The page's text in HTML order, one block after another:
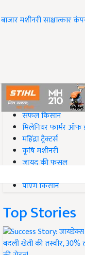
बाजारमशीनरीसाक्षात्कार
#Top on Krishi Jagran
सफल किसान
मिलेनियर फार्मर ऑफ
महिंद्रा ट्रैक्टर्स
कृषि मशीनरी
जायद की फसल
पीएम किसान
Top Stories